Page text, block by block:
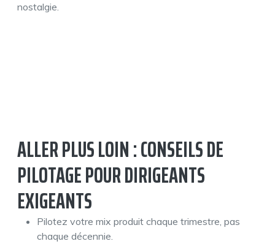
nostalgie.
ALLER PLUS LOIN : CONSEILS DE
PILOTAGE POUR DIRIGEANTS
EXIGEANTS
Pilotez votre mix produit chaque trimestre, pas
chaque décennie.